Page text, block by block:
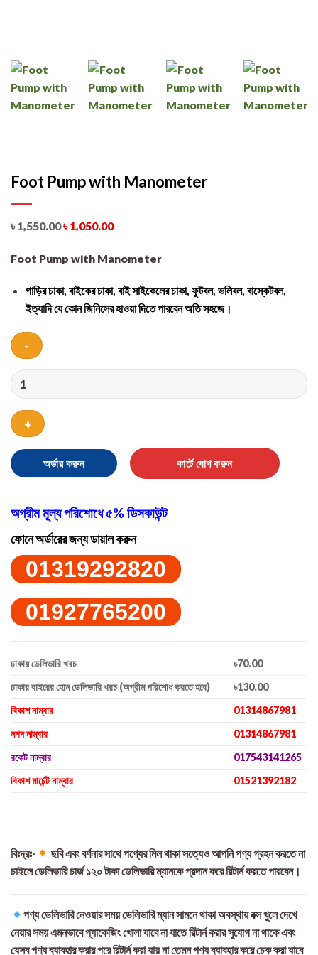
Foot Pump with Manometer
৳1,550.00৳1,050.00
Foot Pump with Manometer
গাড়ির চাকা, বাইকের চাকা, বাই সাইকেলের চাকা, ফুটবল, ভলিবল, বাস্কেটবল,
ইত্যাদি যে কোন জিনিসের হাওয়া দিতে পারবেন অতি সহজে।
Foot
Pump
with
Manometer
quantity
অর্ডার করুন কার্টে যোগ করুন
অগ্রীম মূল্য পরিশোধে ৫% ডিসকাউন্ট
ফোনে অর্ডারের জন্য ডায়াল করুন
01319292820
01927765200
ঢাকায় ডেলিভারি খরচ
৳70.00
ঢাকার বাইরের হোম ডেলিভারি খরচ (অগ্রীম পরিশোধ করতে হবে)
৳130.00
বিকাশ নাম্বার
01314867981
নগদ নাম্বার
01314867981
রকেট নাম্বার
017543141265
বিকাশ মার্চেন্ট নাম্বার
01521392182
বিঃদ্রঃ-
ছবি এবং বর্ণনার সাথে পণ্যের মিল থাকা সত্যেও আপনি পণ্য গ্রহন করতে না
চাইলে ডেলিভারি চার্জ ১২০ টাকা ডেলিভারি ম্যানকে প্রদান করে রিটার্ন করতে পারবেন।
পণ্য ডেলিভারি নেওয়ার সময় ডেলিভারি ম্যান সামনে থাকা অবস্থায় বক্স খুলে দেখে
নেয়ার সময় এমনভাবে প্যাকেজিং খোলা যাবে না যাতে রিটার্ন করার সুযোগ না থাকে এবং
যেসব পণ্য ব্যাবহার করার পরে রিটার্ন করা যায় না তেমন পণ্য ব্যাবহার করে চেক করা যাবে